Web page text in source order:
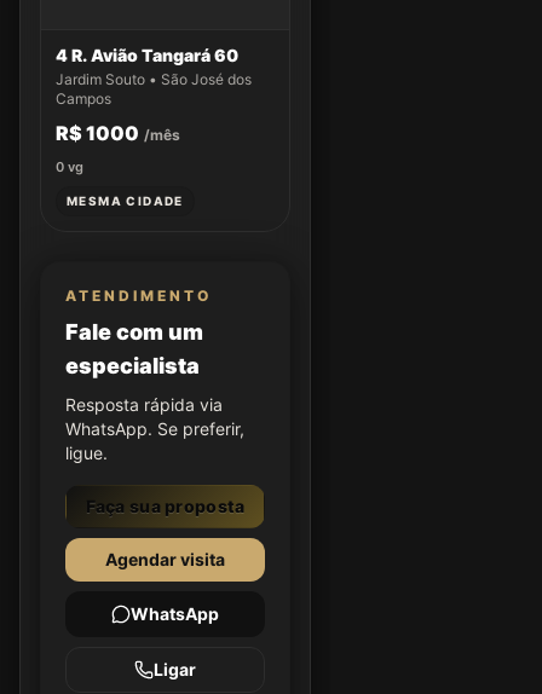
4 R. Avião Tangará 60
Jardim Souto • São José dos
Campos
R$ 1000 /mês
0 vg
MESMA CIDADE
ATENDIMENTO
Fale com um
especialista
Resposta rápida via
WhatsApp. Se preferir,
ligue.
Faça sua proposta
Agendar visita
WhatsApp
Ligar